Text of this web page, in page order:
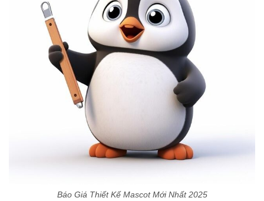
Báo Giá Thiết Kế Mascot Mới Nhất 2025